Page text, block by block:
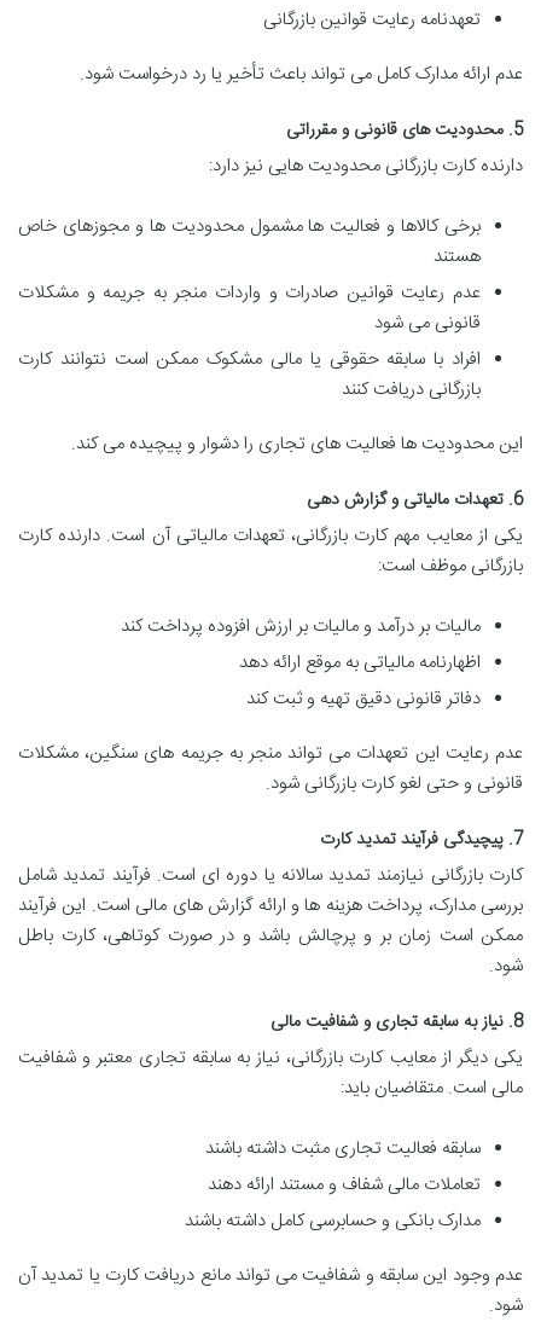
تعهدنامه رعایت قوانین بازرگانی
عدم ارائه مدارک کامل می تواند باعث تأخیر یا رد درخواست شود.
5. محدودیت های قانونی و مقرراتی
دارنده کارت بازرگانی محدودیت هایی نیز دارد:
برخی کالاها و فعالیت ها مشمول محدودیت ها و مجوزهای خاص
هستند
عدم رعایت قوانین صادرات و واردات منجر به جریمه و مشکلات
قانونی می شود
افراد با سابقه حقوقی یا مالی مشکوک ممکن است نتوانند کارت
بازرگانی دریافت کنند
این محدودیت ها فعالیت های تجاری را دشوار و پیچیده می کند.
6. تعهدات مالیاتی و گزارش دهی
یکی از معایب مهم کارت بازرگانی، تعهدات مالیاتی آن است. دارنده کارت
بازرگانی موظف است:
مالیات بر درآمد و مالیات بر ارزش افزوده پرداخت کند
اظهارنامه مالیاتی به موقع ارائه دهد
دفاتر قانونی دقیق تهیه و ثبت کند
عدم رعایت این تعهدات می تواند منجر به جریمه های سنگین، مشکلات
قانونی و حتی لغو کارت بازرگانی شود.
7. پیچیدگی فرآیند تمدید کارت
کارت بازرگانی نیازمند تمدید سالانه یا دوره ای است. فرآیند تمدید شامل
بررسی مدارک، پرداخت هزینه ها و ارائه گزارش های مالی است. این فرآیند
ممکن است زمان بر و پرچالش باشد و در صورت کوتاهی، کارت باطل
شود.
8. نیاز به سابقه تجاری و شفافیت مالی
یکی دیگر از معایب کارت بازرگانی، نیاز به سابقه تجاری معتبر و شفافیت
مالی است. متقاضیان باید:
سابقه فعالیت تجاری مثبت داشته باشند
تعاملات مالی شفاف و مستند ارائه دهند
مدارک بانکی و حسابرسی کامل داشته باشند
عدم وجود این سابقه و شفافیت می تواند مانع دریافت کارت یا تمدید آن
شود.